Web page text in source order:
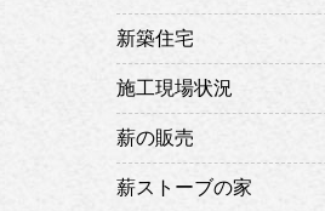
新築住宅
施工現場状況
薪の販売
薪ストーブの家